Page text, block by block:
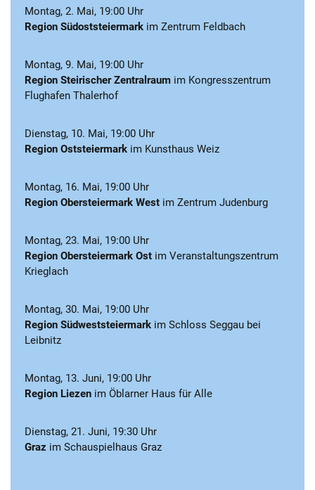
Montag, 2. Mai, 19:00 Uhr
Region Südoststeiermark im Zentrum Feldbach
Montag, 9. Mai, 19:00 Uhr
Region Steirischer Zentralraum im Kongresszentrum
Flughafen Thalerhof
Dienstag, 10. Mai, 19:00 Uhr
Region Oststeiermark im Kunsthaus Weiz
Montag, 16. Mai, 19:00 Uhr
Region Obersteiermark West im Zentrum Judenburg
Montag, 23. Mai, 19:00 Uhr
Region Obersteiermark Ost im Veranstaltungszentrum
Krieglach
Montag, 30. Mai, 19:00 Uhr
Region Südweststeiermark im Schloss Seggau bei
Leibnitz
Montag, 13. Juni, 19:00 Uhr
Region Liezen im Öblarner Haus für Alle
Dienstag, 21. Juni, 19:30 Uhr
Graz im Schauspielhaus Graz